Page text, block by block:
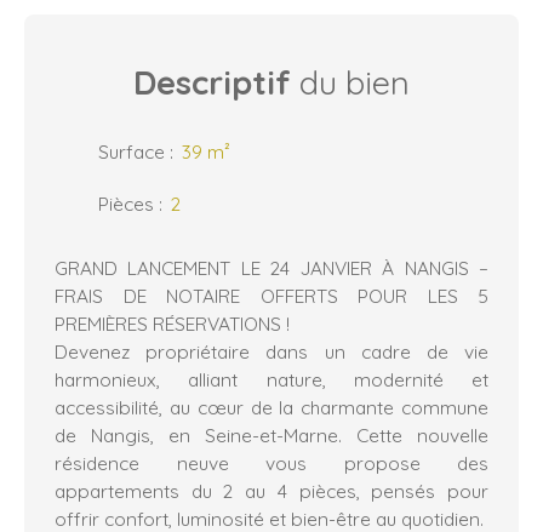
Descriptif du bien
Surface : 39 m²
Pièces : 2
GRAND LANCEMENT LE 24 JANVIER À NANGIS –
FRAIS DE NOTAIRE OFFERTS POUR LES 5
PREMIÈRES RÉSERVATIONS !
Devenez propriétaire dans un cadre de vie
harmonieux, alliant nature, modernité et
accessibilité, au cœur de la charmante commune
de Nangis, en Seine-et-Marne. Cette nouvelle
résidence neuve vous propose des
appartements du 2 au 4 pièces, pensés pour
offrir confort, luminosité et bien-être au quotidien.